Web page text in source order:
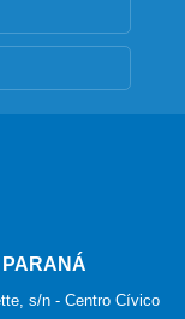
PARANÁ
s/n - Centro Cívico